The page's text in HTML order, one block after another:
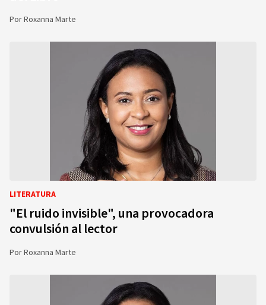
PorRoxanna Marte
LITERATURA
"El ruido invisible", una provocadora
convulsión al lector
PorRoxanna Marte